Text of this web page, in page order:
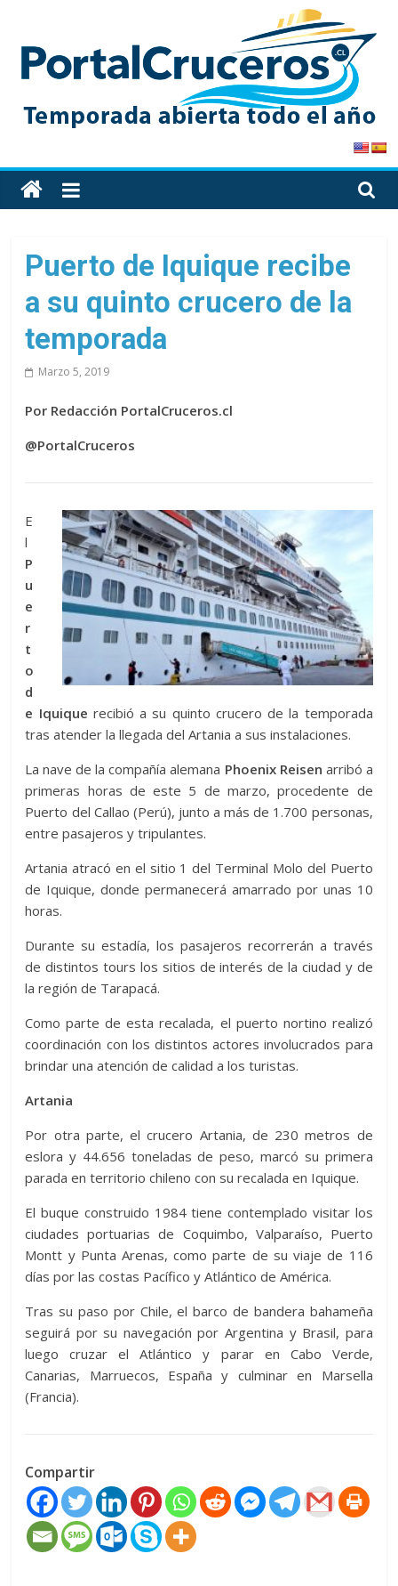
content
PortalCruceros
Toda
la
de
cruceros
en
un
solo
Puerto de Iquique recibe
a su quinto crucero de la
temporada
Marzo 5, 2019
Por Redacción PortalCruceros.cl
@PortalCruceros
E
l
P
u
e
r
t
o
d
e Iquique recibió a su quinto crucero de la temporada
tras atender la llegada del Artania a sus instalaciones.
La nave de la compañía alemana Phoenix Reisen arribó a
primeras horas de este 5 de marzo, procedente de
Puerto del Callao (Perú), junto a más de 1.700 personas,
entre pasajeros y tripulantes.
Artania atracó en el sitio 1 del Terminal Molo del Puerto
de Iquique, donde permanecerá amarrado por unas 10
horas.
Durante su estadía, los pasajeros recorrerán a través
de distintos tours los sitios de interés de la ciudad y de
la región de Tarapacá.
Como parte de esta recalada, el puerto nortino realizó
coordinación con los distintos actores involucrados para
brindar una atención de calidad a los turistas.
Artania
Por otra parte, el crucero Artania, de 230 metros de
eslora y 44.656 toneladas de peso, marcó su primera
parada en territorio chileno con su recalada en Iquique.
El buque construido 1984 tiene contemplado visitar los
ciudades portuarias de Coquimbo, Valparaíso, Puerto
Montt y Punta Arenas, como parte de su viaje de 116
días por las costas Pacífico y Atlántico de América.
Tras su paso por Chile, el barco de bandera bahameña
seguirá por su navegación por Argentina y Brasil, para
luego cruzar el Atlántico y parar en Cabo Verde,
Canarias, Marruecos, España y culminar en Marsella
(Francia).
Compartir